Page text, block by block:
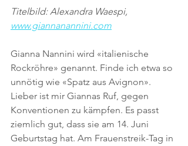
Titelbild: Alexandra Waespi,
www.giannanannini.com
Gianna Nannini wird «italienische
Rockröhre» genannt. Finde ich etwa so
unnötig wie «Spatz aus Avignon».
Lieber ist mir Giannas Ruf, gegen
Konventionen zu kämpfen. Es passt
ziemlich gut, dass sie am 14. Juni
Geburtstag hat. Am Frauenstreik-Tag in